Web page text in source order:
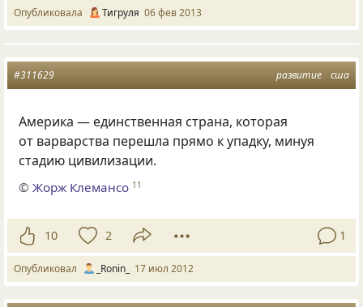
Опубликовала Тигруля 06 фев 2013
развитие сша
#311629
Америка — единственная страна, которая
от варварства перешла прямо к упадку, минуя
стадию цивилизации.
©Жорж Клемансо 11
10 2 1
Опубликовал _Ronin_ 17 июл 2012